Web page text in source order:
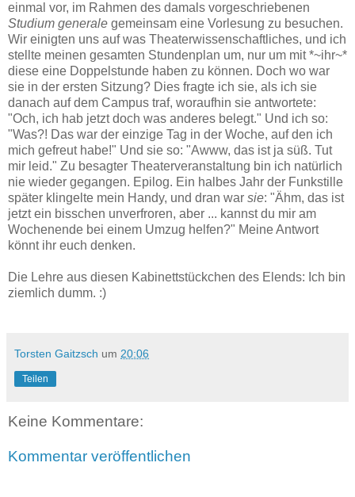
einmal vor, im Rahmen des damals vorgeschriebenen
Studium generale gemeinsam eine Vorlesung zu besuchen.
Wir einigten uns auf was Theaterwissenschaftliches, und ich
stellte meinen gesamten Stundenplan um, nur um mit *~ihr~*
diese eine Doppelstunde haben zu können. Doch wo war
sie in der ersten Sitzung? Dies fragte ich sie, als ich sie
danach auf dem Campus traf, woraufhin sie antwortete:
"Och, ich hab jetzt doch was anderes belegt." Und ich so:
"Was?! Das war der einzige Tag in der Woche, auf den ich
mich gefreut habe!" Und sie so: "Awww, das ist ja süß. Tut
mir leid." Zu besagter Theaterveranstaltung bin ich natürlich
nie wieder gegangen. Epilog. Ein halbes Jahr der Funkstille
später klingelte mein Handy, und dran war sie: "Ähm, das ist
jetzt ein bisschen unverfroren, aber ... kannst du mir am
Wochenende bei einem Umzug helfen?" Meine Antwort
könnt ihr euch denken.
Die Lehre aus diesen Kabinettstückchen des Elends: Ich bin
ziemlich dumm. :)
Torsten Gaitzsch um 20:06
Teilen
Keine Kommentare:
Kommentar veröffentlichen